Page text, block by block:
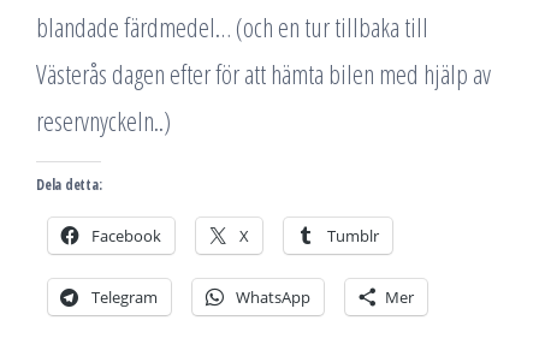
blandade färdmedel… (och en tur tillbaka till
Västerås dagen efter för att hämta bilen med hjälp av
reservnyckeln..)
Dela detta:
Facebook X Tumblr
Telegram WhatsApp Mer